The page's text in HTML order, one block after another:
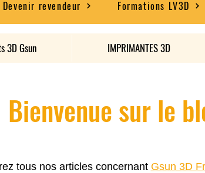
Devenir revendeur Formations LV3D
3D Gsun IMPRIMANTES 3D
Bienvenue sur le
tous nos articles concernant Gsun 3D